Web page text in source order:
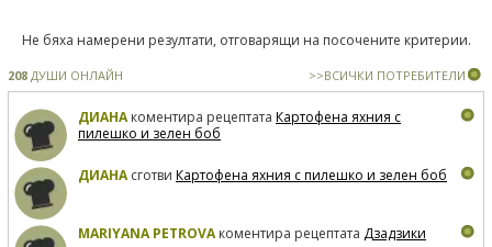
Не бяха намерени резултати, отговарящи на посочените критерии.
208 ДУШИ ОНЛАЙН >>ВСИЧКИ ПОТРЕБИТЕЛИ
ДИАНАкоментира рецептата Картофена яхния с
пилешко и зелен боб
ДИАНАсготви Картофена яхния с пилешко и зелен боб
MARIYANA PETROVAкоментира рецептата Дзадзики